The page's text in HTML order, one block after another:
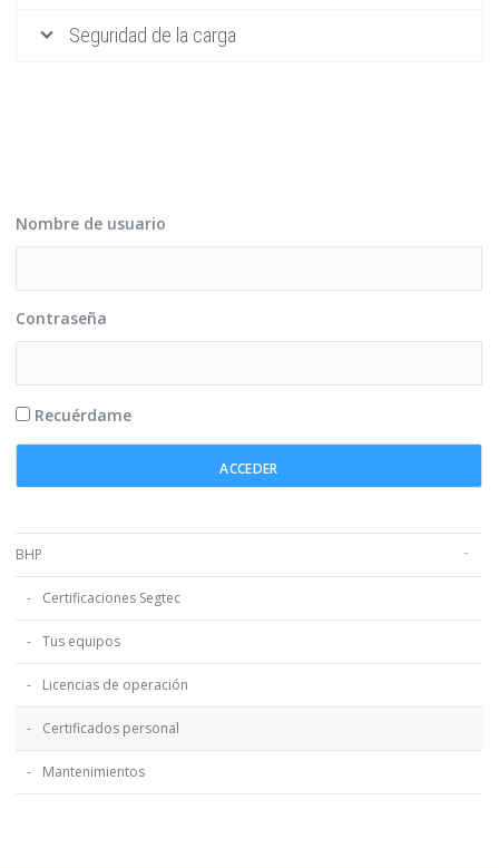
Seguridad de la carga
Nombre de usuario
Contraseña
Recuérdame
BHP
Certificaciones Segtec
Tus equipos
Licencias de operación
Certificados personal
Mantenimientos